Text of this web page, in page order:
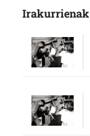
Irakurrienak